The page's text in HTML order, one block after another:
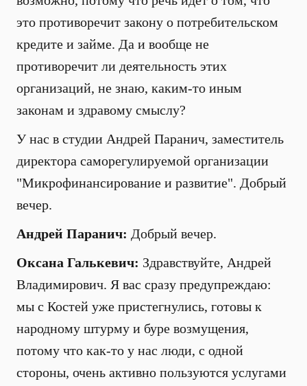
это противоречит закону о потребительском
кредите и займе. Да и вообще не
противоречит ли деятельность этих
организаций, не знаю, каким-то иным
законам и здравому смыслу?
У нас в студии Андрей Паранич, заместитель
директора саморегулируемой организации
"Микрофинансирование и развитие". Добрый
вечер.
Андрей Паранич: Добрый вечер.
Оксана Галькевич: Здравствуйте, Андрей
Владимирович. Я вас сразу предупреждаю:
мы с Костей уже пристегнулись, готовы к
народному штурму и буре возмущения,
потому что как-то у нас люди, с одной
стороны, очень активно пользуются услугами